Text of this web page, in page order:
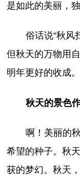
是如此的美丽，独
俗话说“秋风
但秋天的万物用
明年更好的收成。
秋天的景色
啊！美丽的
希望的种子。秋
获的梦幻。秋天